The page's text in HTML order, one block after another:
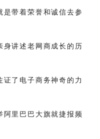
带着荣誉和诚信去参
讲述老网商成长的历
了电子商务神奇的力
里巴巴大旗就捷报频